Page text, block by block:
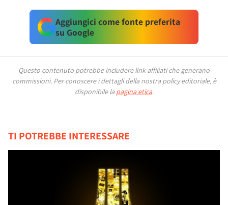
Aggiungici come fonte preferita
su Google
Questo contenuto potrebbe includere link affiliati che generano
commissioni. Per conoscere i dettagli della nostra policy editoriale, è
disponibile la pagina etica.
TI POTREBBE INTERESSARE